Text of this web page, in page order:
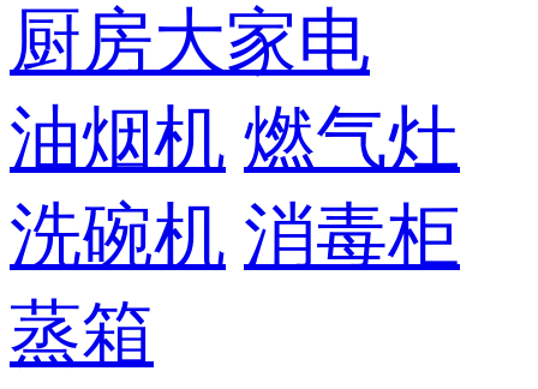
厨房大家电
油烟机 燃气灶
洗碗机 消毒柜
蒸箱